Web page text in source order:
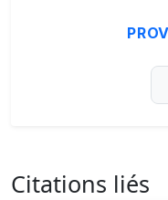
Citations liés